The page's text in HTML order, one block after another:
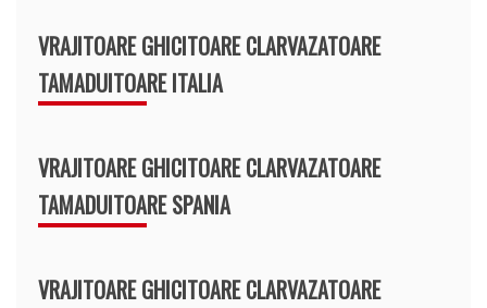
VRAJITOARE GHICITOARE CLARVAZATOARE
TAMADUITOARE ITALIA
VRAJITOARE GHICITOARE CLARVAZATOARE
TAMADUITOARE SPANIA
VRAJITOARE GHICITOARE CLARVAZATOARE